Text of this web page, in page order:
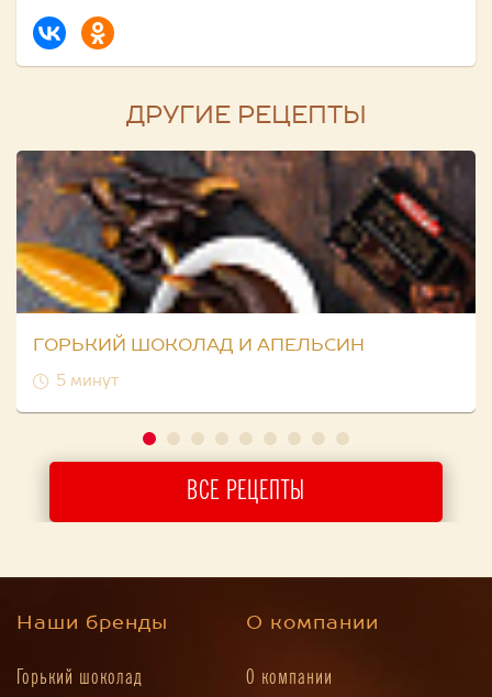
ДРУГИЕ РЕЦЕПТЫ
ГОРЬКИЙ ШОКОЛАД И АПЕЛЬСИН
5 минут
ВСЕ РЕЦЕПТЫ
Наши бренды
Горький шоколад
О компании
О компании